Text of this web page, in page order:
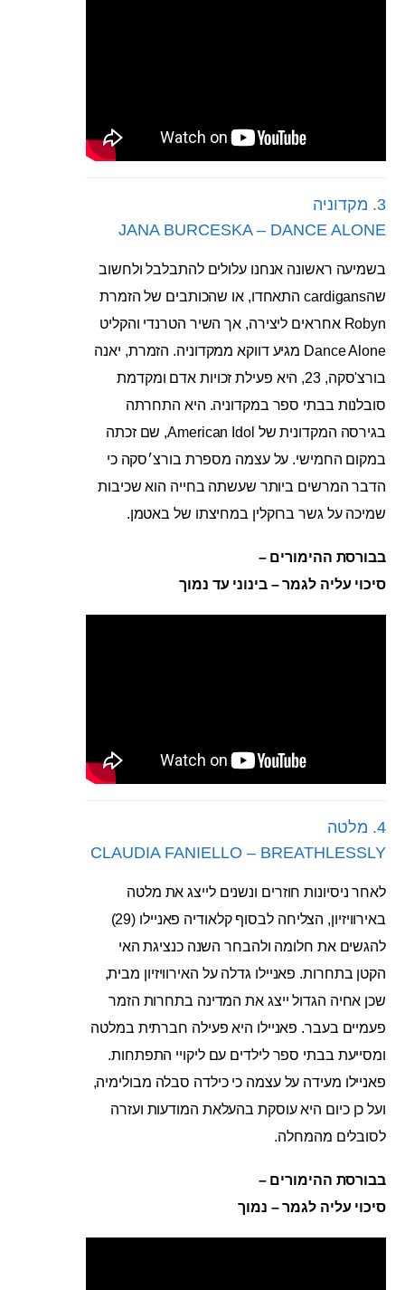
3. מקדוניה
JANA BURCESKA – DANCE ALONE
בשמיעה ראשונה אנחנו עלולים להתבלבל ולחשוב
שהcardigans התאחדו, או שהכותבים של הזמרת
Robyn אחראים ליצירה, אך השיר הטרנדי והקליט
Dance Alone מגיע דווקא ממקדוניה. הזמרת, יאנה
בורצ'סקה, 23, היא פעילת זכויות אדם ומקדמת
סובלנות בבתי ספר במקדוניה. היא התחרתה
בגירסה המקדונית של American Idol, שם זכתה
במקום החמישי. על עצמה מספרת בורצ׳סקה כי
הדבר המרשים ביותר שעשתה בחייה הוא שכיבות
שמיכה על גשר ברוקלין במחיצתו של באטמן.
בבורסת ההימורים –
סיכוי עליה לגמר – בינוני עד נמוך
4. מלטה
CLAUDIA FANIELLO – BREATHLESSLY
לאחר ניסיונות חוזרים ונשנים לייצג את מלטה
באירוויזיון, הצליחה לבסוף קלאודיה פאניילו (29)
להגשים את חלומה ולהבחר השנה כנציגת האי
הקטן בתחרות. פאניילו גדלה על האירוויזיון מבית,
שכן אחיה הגדול ייצג את המדינה בתחרות הזמר
פעמיים בעבר. פאניילו היא פעילה חברתית במלטה
ומסייעת בבתי ספר לילדים עם ליקויי התפתחות.
פאניילו מעידה על עצמה כי כילדה סבלה מבולימיה,
ועל כן כיום היא עוסקת בהעלאת המודעות ועזרה
לסובלים מהמחלה.
בבורסת ההימורים –
סיכוי עליה לגמר – נמוך